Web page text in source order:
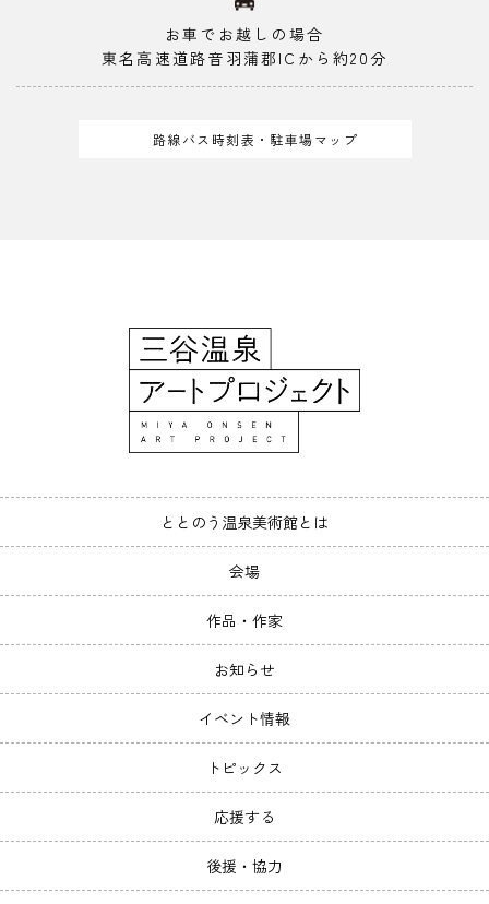
お車でお越しの場合
東名高速道路音羽蒲郡ICから約20分
路線バス時刻表・駐車場マップ
ととのう温泉美術館とは
会場
作品・作家
お知らせ
イベント情報
トピックス
応援する
後援・協力